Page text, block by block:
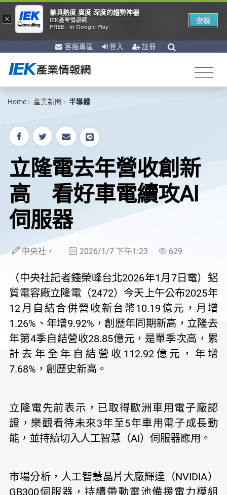
客服專區 登入 註冊
Home 產業新聞 半導體
立隆電去年營收創新
高 看好車電續攻AI
伺服器
中央社， 2026/1/7 下午1:23 629
（中央社記者鍾榮峰台北2026年1月7日電）鋁
質電容廠立隆電（2472）今天上午公布2025年
12月自結合併營收新台幣10.19億元，月增
1.26%、年增9.92%，創歷年同期新高，立隆去
年第4季自結營收28.85億元，是單季次高，累
計去年全年自結營收112.92億元，年增
7.68%，創歷史新高。
立隆電先前表示，已取得歐洲車用電子廠認
證，樂觀看待未來3年至5年車用電子成長動
能，並持續切入人工智慧（AI）伺服器應用。
市場分析，人工智慧晶片大廠輝達（NVIDIA）
GB300伺服器，持續帶動電池備援電力模組
×
兼具熱度 廣度 深度的趨勢神器
IEK產業情報網
FREE - In Google Play
安裝